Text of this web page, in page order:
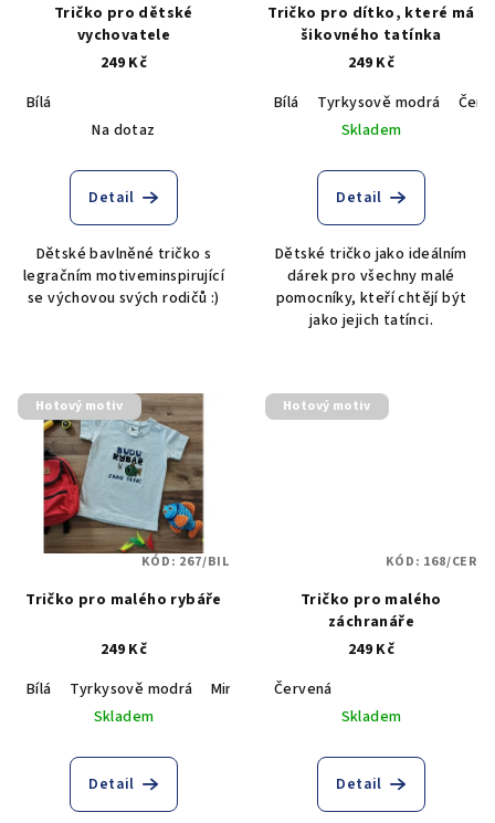
Tričko pro dětské
vychovatele
249 Kč
Bílá
Na dotaz
Detail
Dětské bavlněné tričko s
legračním motiveminspirující
se výchovou svých rodičů :)
Tričko pro dítko, které má
šikovného tatínka
249 Kč
Bílá
Tyrkysově modrá
Skladem
Detail
Dětské tričko jako ideálním
dárek pro všechny malé
pomocníky, kteří chtějí být
jako jejich tatínci.
Hotový motiv
Tričko pro malého rybáře
249 Kč
Bílá
Tyrkysově modrá Mint
Šedý melír - světlý
Skladem
Detail
KÓD: 267/BIL
Hotový motiv
Tričko pro malého
záchranáře
249 Kč
Červená
Skladem
Detail
KÓD: 168/CER